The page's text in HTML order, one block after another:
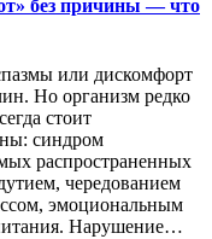
без причины — что
или дискомфорт
Но организм редко
стоит
синдром
распространенных
чередованием
эмоциональным
Нарушение…